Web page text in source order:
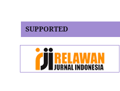
SUPPORTED